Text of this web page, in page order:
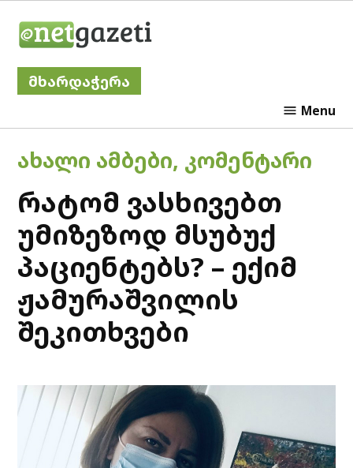
მხარდაჭერა
Menu
POSTED
IN
ᲐᲮᲐᲚᲘ ᲐᲛᲑᲔᲑᲘ, ᲙᲝᲛᲔᲜᲢᲐᲠᲘ
რატომ ვასხივებთ
უმიზეზოდ მსუბუქ
პაციენტებს? – ექიმ
ჟამურაშვილის
შეკითხვები